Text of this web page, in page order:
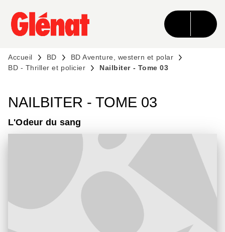
MENU RECHERCHE CONTENU
PIED DE PAGE
Accueil BD
BD Aventure, western et polar
BD - Thriller et policier
Nailbiter - Tome 03
NAILBITER - TOME 03
L'Odeur du sang